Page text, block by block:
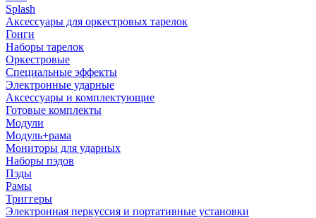
Splash
Аксессуары для оркестровых тарелок
Гонги
Наборы тарелок
Оркестровые
Специальные эффекты
Электронные ударные
Аксессуары и комплектующие
Готовые комплекты
Модули
Модуль+рама
Мониторы для ударных
Наборы пэдов
Пэды
Рамы
Триггеры
Электронная перкуссия и портативные установки